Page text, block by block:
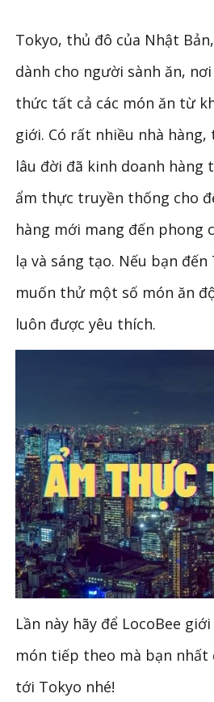
Tokyo, thủ đô của Nhật
dành cho người sành ăn,
thức tất cả các món ăn từ
giới. Có rất nhiều nhà
lâu đời đã kinh doanh hàng
ẩm thực truyền thống cho
hàng mới mang đến phong
lạ và sáng tạo. Nếu bạn đến
muốn thử một số món ăn
luôn được yêu thích.
Lần này hãy để LocoBee
món tiếp theo mà bạn
tới Tokyo nhé!